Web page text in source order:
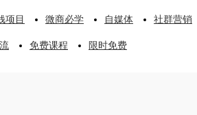
项目 微商必学 自媒体 社群营销
免费课程 限时免费